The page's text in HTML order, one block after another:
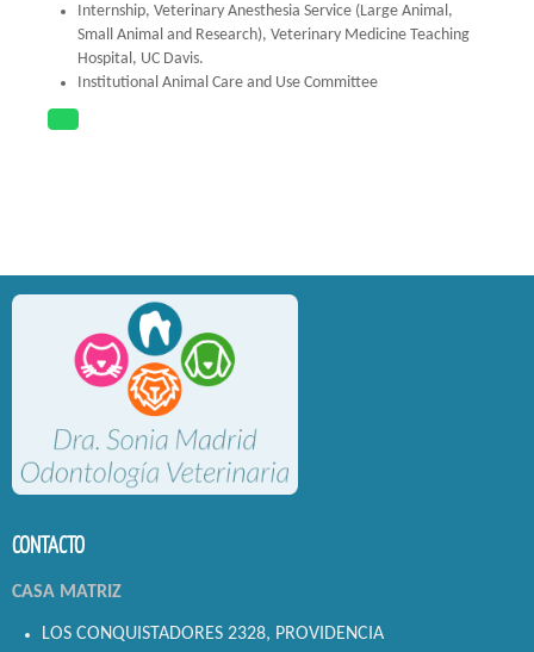
Internship, Veterinary Anesthesia Service (Large Animal,
Small Animal and Research), Veterinary Medicine Teaching
Hospital, UC Davis.
Institutional Animal Care and Use Committee
CONTACTO
CASA MATRIZ
LOS CONQUISTADORES 2328, PROVIDENCIA